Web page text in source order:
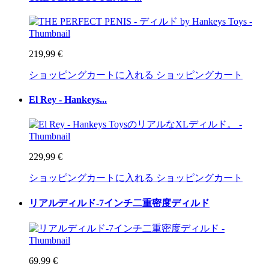
219,99 €
ショッピングカートに入れる ショッピングカート
El Rey - Hankeys...
229,99 €
ショッピングカートに入れる ショッピングカート
リアルディルド-7インチ二重密度ディルド
69,99 €